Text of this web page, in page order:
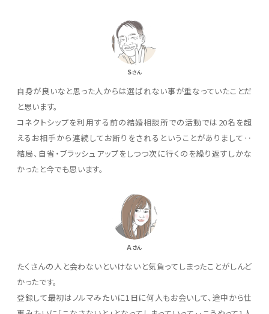
Sさん
自身が良いなと思った人からは選ばれない事が重なっていたことだ
と思います。
コネクトシップを利用する前の結婚相談所での活動では20名を超
えるお相手から連続してお断りをされるということがありまして‥
結局、自省・ブラッシュアップをしつつ次に行くのを繰り返すしかな
かったと今でも思います。
Aさん
たくさんの人と会わないといけないと気負ってしまったことがしんど
かったです。
登録して最初はノルマみたいに1日に何人もお会いして、途中から仕